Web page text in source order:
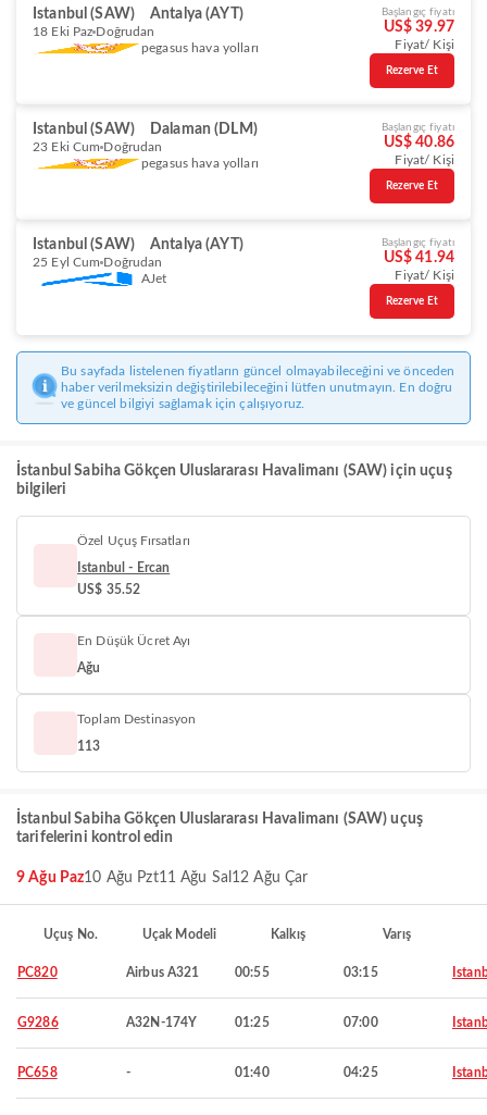
Istanbul (SAW) Antalya (AYT)
18 Eki Paz Doğrudan
pegasus hava yolları
Başlangıç fiyatı
US$ 39.97
Fiyat/ Kişi
Rezerve Et
Istanbul (SAW) Dalaman (DLM)
23 Eki Cum Doğrudan
pegasus hava yolları
Başlangıç fiyatı
US$ 40.86
Fiyat/ Kişi
Rezerve Et
Istanbul (SAW) Antalya (AYT)
25 Eyl Cum Doğrudan
AJet
Başlangıç fiyatı
US$ 41.94
Fiyat/ Kişi
Rezerve Et
Bu sayfada listelenen fiyatların güncel olmayabileceğini ve önceden
haber verilmeksizin değiştirilebileceğini lütfen unutmayın. En doğru
ve güncel bilgiyi sağlamak için çalışıyoruz.
İstanbul Sabiha Gökçen Uluslararası Havalimanı (SAW) için uçuş
bilgileri
Özel Uçuş Fırsatları
Istanbul - Ercan
US$ 35.52
En Düşük Ücret Ayı
Ağu
Toplam Destinasyon
113
İstanbul Sabiha Gökçen Uluslararası Havalimanı (SAW) uçuş
tarifelerini kontrol edin
9 Ağu Paz10 Ağu Pzt11 Ağu Sal 12 Ağu Çar
Uçuş No. Uçak Modeli Kalkış Varış
PC820 Airbus A321 00:55 03:15
G9286 A32N-174Y 01:25 07:00
PC658 - 01:40 04:25